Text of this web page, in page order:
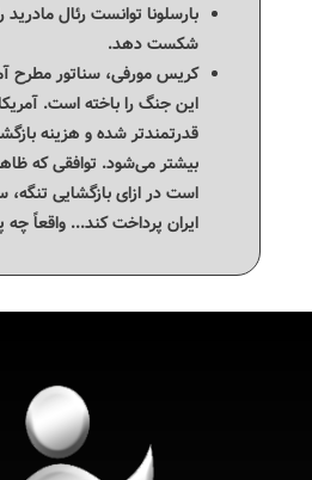
بارسلونا توانست رئال
شکست دهد.
کریس مورفی، سناتور مطرح
این جنگ را باخته است.
قدرتمندتر شده و هزینه
بیشتر می‌شود. توافقی که
ایران پرداخت کند... واقعاً چه